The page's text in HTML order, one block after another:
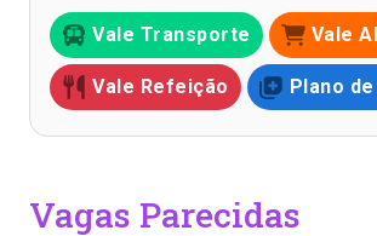
Vale Transporte Vale
Vale Refeição Plano
Vagas Parecidas